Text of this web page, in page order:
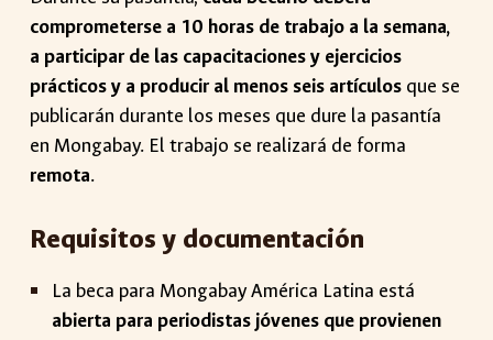
comprometerse a 10 horas de trabajo a la semana,
a participar de las capacitaciones y ejercicios
prácticos y a producir al menos seis artículos que se
publicarán durante los meses que dure la pasantía
en Mongabay. El trabajo se realizará de forma
remota.
Requisitos y documentación
La beca para Mongabay América Latina está
abierta para periodistas jóvenes que provienen